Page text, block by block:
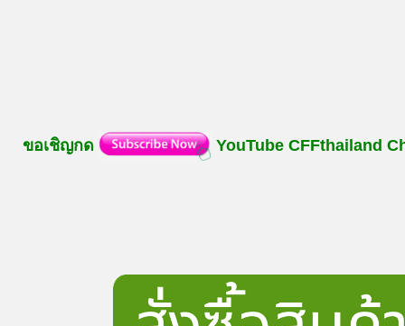
ขอเชิญกด YouTube CFFthailand